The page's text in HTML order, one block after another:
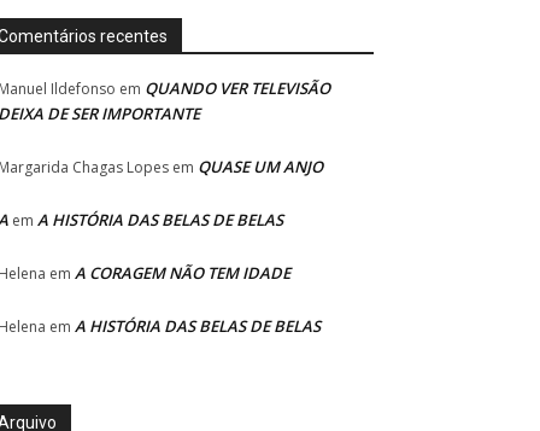
recentes
Ildefonso em QUANDO VER TELEVISÃO
DE SER IMPORTANTE
Chagas Lopes em QUASE UM ANJO
em A HISTÓRIA DAS BELAS DE BELAS
em A CORAGEM NÃO TEM IDADE
em A HISTÓRIA DAS BELAS DE BELAS